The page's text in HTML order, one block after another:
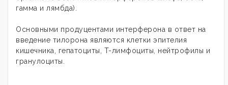
гамма и лямбда).
Основными продуцентами интерферона в ответ на
введение тилорона являются клетки эпителия
кишечника, гепатоциты, T-лимфоциты, нейтрофилы и
гранулоциты.